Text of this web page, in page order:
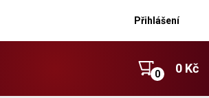
Přihlášení
0 Kč